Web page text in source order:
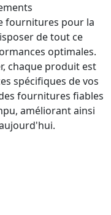
fournitures pour la
de tout ce
optimales.
chaque produit est
spécifiques de vos
fournitures fiables
améliorant ainsi